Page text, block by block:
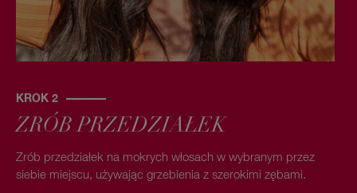
KROK 2
ZRÓB PRZEDZIAŁEK
Zrób przedziałek na mokrych włosach w wybranym przez
siebie miejscu, używając grzebienia z szerokimi zębami.